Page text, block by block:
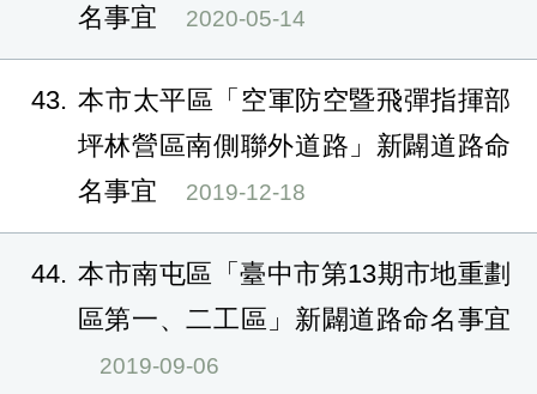
名事宜
2020-05-14
43 本市太平區「空軍防空暨飛彈指揮部
坪林營區南側聯外道路」新闢道路命
名事宜
2019-12-18
44 本市南屯區「臺中市第13期市地重劃
區第一、二工區」新闢道路命名事宜
2019-09-06